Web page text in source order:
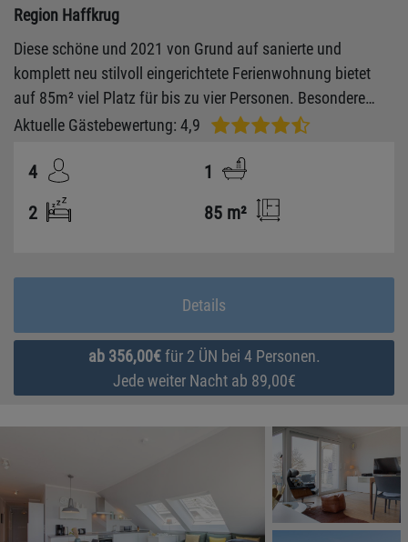
Region Haffkrug
Diese schöne und 2021 von Grund auf sanierte und
komplett neu stilvoll eingerichtete Ferienwohnung bietet
auf 85m² viel Platz für bis zu vier Personen. Besondere
Highlights sind neben der zeitgemäßen technischen
riesiger Holzterrasse! Für Ihr E-Auto steht eine Wallbox im
Carport bereit. E Bikes können im Gartenanteil jederzeit
aufgeladen werden.
Aktuelle Gästebewertung: 4,9
4
1
2
85 m²
Details
ab 356,00€für 2 ÜN bei 4 Personen.
Jede weiter Nacht ab 89,00€